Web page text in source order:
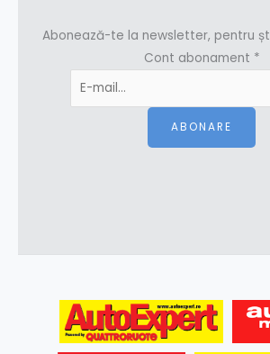
Abonează-te la newsletter, pentru
Cont abonament *
ABONARE